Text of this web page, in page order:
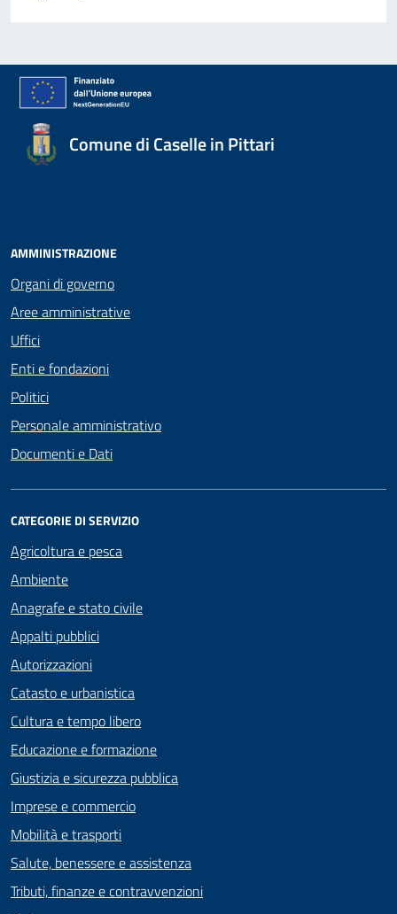
Comune di Caselle in Pittari
AMMINISTRAZIONE
Organi di governo
Aree amministrative
Uffici
Enti e fondazioni
Politici
Personale amministrativo
Documenti e Dati
CATEGORIE DI SERVIZIO
Agricoltura e pesca
Ambiente
Anagrafe e stato civile
Appalti pubblici
Autorizzazioni
Catasto e urbanistica
Cultura e tempo libero
Educazione e formazione
Giustizia e sicurezza pubblica
Imprese e commercio
Mobilità e trasporti
Salute, benessere e assistenza
Tributi, finanze e contravvenzioni